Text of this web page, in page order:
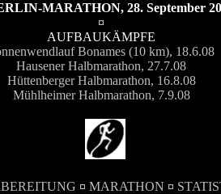
MARATHON, 28. September
¤
AUFBAUKÄMPFE
Bonames (10 km), 18.6.08
Hausener Halbmarathon, 27.7.08
Hüttenberger Halbmarathon, 16.8.08
Mühlheimer Halbmarathon, 7.9.08
¤ MARATHON ¤